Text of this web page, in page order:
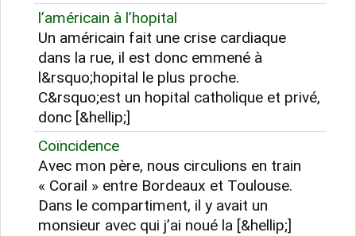
l’américain à l’hopital
Un américain fait une crise cardiaque
dans la rue, il est donc emmené à
l&rsquo;hopital le plus proche.
C&rsquo;est un hopital catholique et privé,
donc [&hellip;]
Coïncidence
Avec mon père, nous circulions en train
« Corail » entre Bordeaux et Toulouse.
Dans le compartiment, il y avait un
monsieur avec qui j’ai noué la [&hellip;]